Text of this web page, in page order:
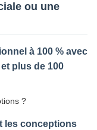
ou une
à 100 % avec
plus de 100
?
les conceptions